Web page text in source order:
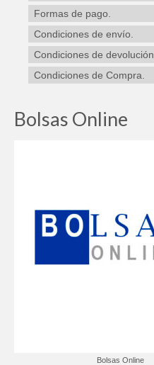
Formas de pago.
Condiciones de envío.
Condiciones de devolución.
Condiciones de Compra.
Bolsas Online
Bolsas Online